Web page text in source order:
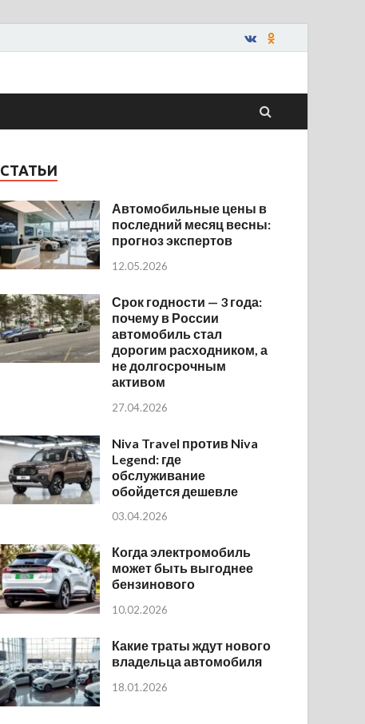
СТАТЬИ
Автомобильные цены в
последний месяц весны:
прогноз экспертов
12.05.2026
Срок годности — 3 года:
почему в России
автомобиль стал
дорогим расходником, а
не долгосрочным
активом
27.04.2026
Niva Travel против Niva
Legend: где
обслуживание
обойдется дешевле
03.04.2026
Когда электромобиль
может быть выгоднее
бензинового
10.02.2026
Какие траты ждут нового
владельца автомобиля
18.01.2026